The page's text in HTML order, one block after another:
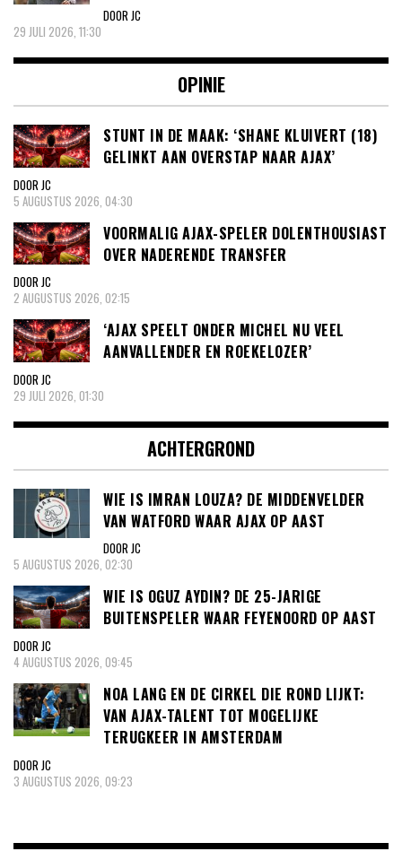
DOOR JC
29 JULI 2026, 11:30
OPINIE
STUNT IN DE MAAK: ‘SHANE KLUIVERT (18)
GELINKT AAN OVERSTAP NAAR AJAX’
DOOR JC
5 AUGUSTUS 2026, 04:30
VOORMALIG AJAX-SPELER DOLENTHOUSIAST
OVER NADERENDE TRANSFER
DOOR JC
2 AUGUSTUS 2026, 02:15
‘AJAX SPEELT ONDER MICHEL NU VEEL
AANVALLENDER EN ROEKELOZER’
DOOR JC
29 JULI 2026, 01:30
ACHTERGROND
WIE IS IMRAN LOUZA? DE MIDDENVELDER
VAN WATFORD WAAR AJAX OP AAST
DOOR JC
5 AUGUSTUS 2026, 02:30
WIE IS OGUZ AYDIN? DE 25-JARIGE
BUITENSPELER WAAR FEYENOORD OP AAST
DOOR JC
4 AUGUSTUS 2026, 09:45
NOA LANG EN DE CIRKEL DIE ROND LIJKT:
VAN AJAX-TALENT TOT MOGELIJKE
TERUGKEER IN AMSTERDAM
DOOR JC
3 AUGUSTUS 2026, 09:23